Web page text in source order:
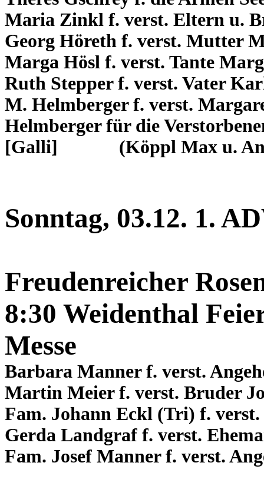
Maria Zinkl f. verst. Eltern u.
Georg Höreth f. verst. Mutter
Marga Hösl f. verst. Tante
Ruth Stepper f. verst. Vater
M. Helmberger f. verst.
Helmberger für die
[Galli] (Köppl Max u.
Sonntag, 03.12. 1.
Freudenreicher
8:30 Weidenthal
Messe
Barbara Manner f. verst.
Martin Meier f. verst. Bruder
Fam. Johann Eckl (Tri) f. verst.
Gerda Landgraf f. verst.
Fam. Josef Manner f. verst.